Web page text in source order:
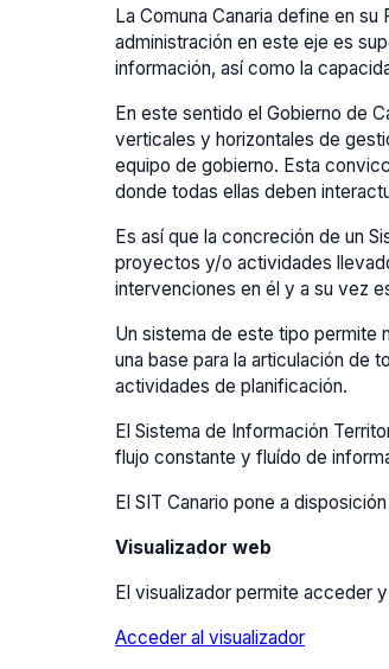
La Comuna Canaria define en
administración en este eje es
información, así como la
En este sentido el Gobierno de
verticales y horizontales de
equipo de gobierno. Esta
donde todas ellas deben
Es así que la concreción de un
proyectos y/o actividades
intervenciones en él y a su vez
Un sistema de este tipo permite
una base para la articulación de
actividades de planificación.
El Sistema de Información
flujo constante y fluído de
El SIT Canario pone a
Visualizador web
El visualizador permite acceder
Acceder al visualizador